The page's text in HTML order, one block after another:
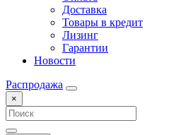
Доставка
Товары в кредит
Лизинг
Гарантии
Новости
Распродажа
×